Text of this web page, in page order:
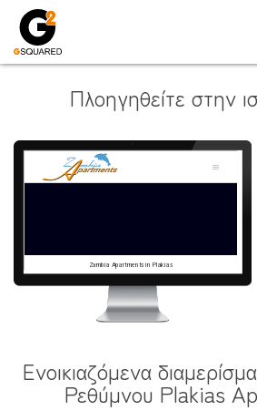
Πλοηγηθείτε στην
Ενοικιαζόμενα
Ρεθύμνου Plakias